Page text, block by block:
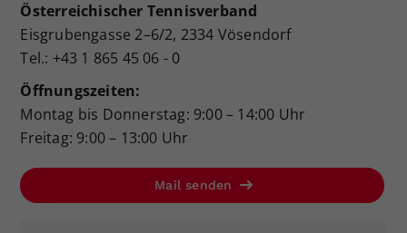
Österreichischer Tennisverband
Eisgrubengasse 2–6/2, 2334 Vösendorf
Tel.: +43 1 865 45 06 - 0
Öffnungszeiten:
Montag bis Donnerstag: 9:00 – 14:00 Uhr
Freitag: 9:00 – 13:00 Uhr
Mail senden